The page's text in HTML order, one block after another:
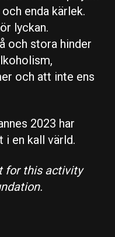
enda kärlek.
lyckan.
och stora hinder
och att inte ens
2023 har
i en kall värld.
for this activity